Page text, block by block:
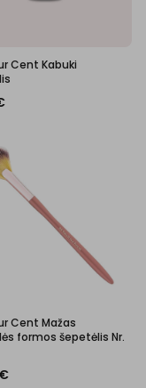
Cent Kabuki
Cent Mažas
formos šepetėlis Nr.
€